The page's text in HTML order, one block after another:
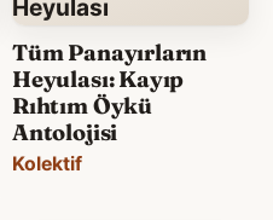
Tüm Panayırların
Heyulası: Kayıp
Rıhtım Öykü
Antolojisi
Kolektif